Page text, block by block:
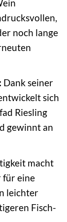
noch lange
Dank seiner
sich
Riesling
gewinnt an
macht
für eine
leichter
Fisch-